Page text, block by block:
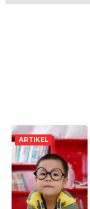
ARTIKEL